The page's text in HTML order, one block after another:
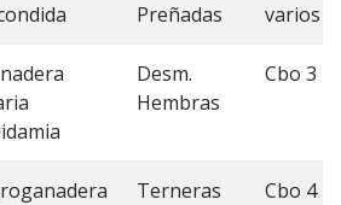
Preñadas
varios
Desm.
Hembras
Cbo 3
Terneras Cbo 4